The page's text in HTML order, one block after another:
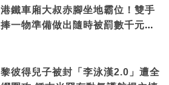
港鐵車廂大叔赤腳坐地霸位！雙手
捧一物準備做出隨時被罰數千元舉
黎彼得兒子被封「李泳漢2.0」遭全